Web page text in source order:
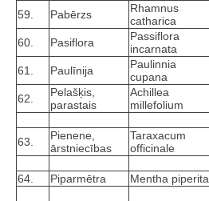
59. Pabērzs
Rhamnus
catharica
60. Pasiflora
Passiflora
incarnata
61. Paulīnija
Paulinnia
cupana
62.
Pelašķis,
parastais
Achillea
millefolium
63.
Pienene,
ārstniecības
Taraxacum
officinale
64.
Piparmētra Mentha piperita